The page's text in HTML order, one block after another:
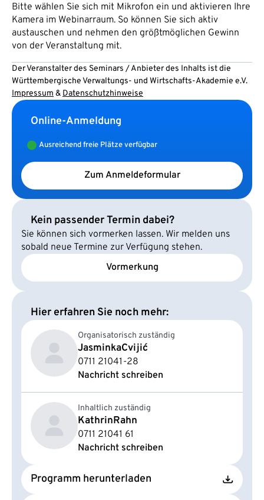
Bitte wählen Sie sich mit Mikrofon ein und aktivieren Ihre
Kamera im Webinarraum. So können Sie sich aktiv
austauschen und nehmen den größtmöglichen Gewinn
von der Veranstaltung mit.
Der Veranstalter des Seminars / Anbieter des Inhalts ist die
Württembergische Verwaltungs- und Wirtschafts-Akademie e.V.
Impressum & Datenschutzhinweise
Online-Anmeldung
Ausreichend freie Plätze verfügbar
Zum Anmeldeformular
Kein passender Termin dabei?
Sie können sich vormerken lassen. Wir melden uns
sobald neue Termine zur Verfügung stehen.
Vormerkung
Hier erfahren Sie noch mehr:
Organisatorisch zuständig
JasminkaCvijić
0711 21041-28
Nachricht schreiben
Inhaltlich zuständig
KathrinRahn
0711 21041 61
Nachricht schreiben
Programm herunterladen